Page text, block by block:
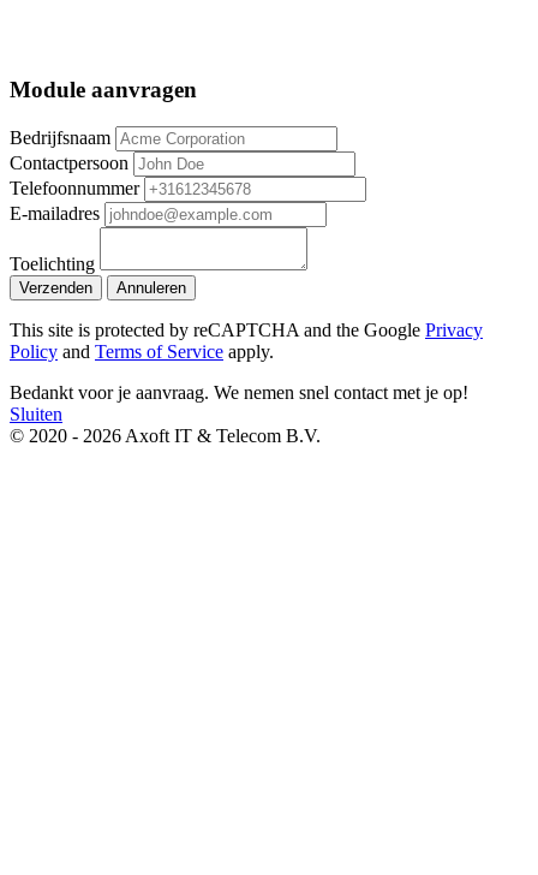
Module aanvragen
Bedrijfsnaam
Contactpersoon
Telefoonnummer
E-mailadres
Toelichting
Verzenden Annuleren
This site is protected by reCAPTCHA and the Google Privacy
Policy and Terms of Service apply.
Bedankt voor je aanvraag. We nemen snel contact met je op!
Sluiten
© 2020 - 2026 Axoft IT & Telecom B.V.